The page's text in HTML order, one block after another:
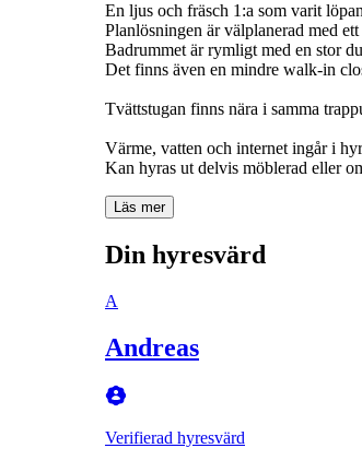
En ljus och fräsch 1:a som varit
Planlösningen är välplanerad med
Badrummet är rymligt med en stor
Det finns även en mindre walk-in
Tvättstugan finns nära i samma
Värme, vatten och internet ingår i
Kan hyras ut delvis möblerad eller
Läs mer
Din hyresvärd
A
Andreas
Verifierad hyresvärd